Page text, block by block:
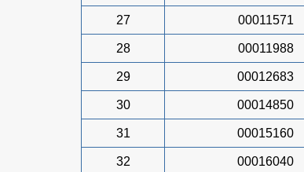
27 00011571
28 00011988
29 00012683
30 00014850
31 00015160
32 00016040